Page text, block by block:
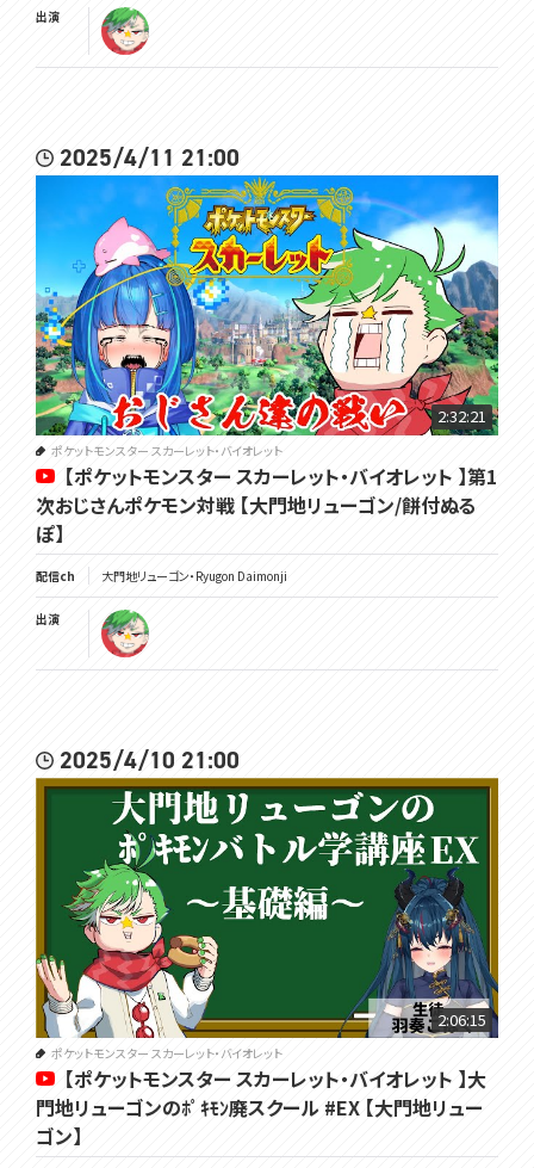
出演
2025/4/11 21:00
2:32:21
ポケットモンスター スカーレット・バイオレット
【ポケットモンスター スカーレット・バイオレット 】第1
次おじさんポケモン対戦 【大門地リューゴン/餅付ぬる
ぽ】
配信ch 大門地リューゴン・Ryugon Daimonji
出演
2025/4/10 21:00
2:06:15
ポケットモンスター スカーレット・バイオレット
【ポケットモンスター スカーレット・バイオレット 】大
門地リューゴンのﾎﾟｷﾓﾝ廃スクール #EX 【大門地リュー
ゴン】